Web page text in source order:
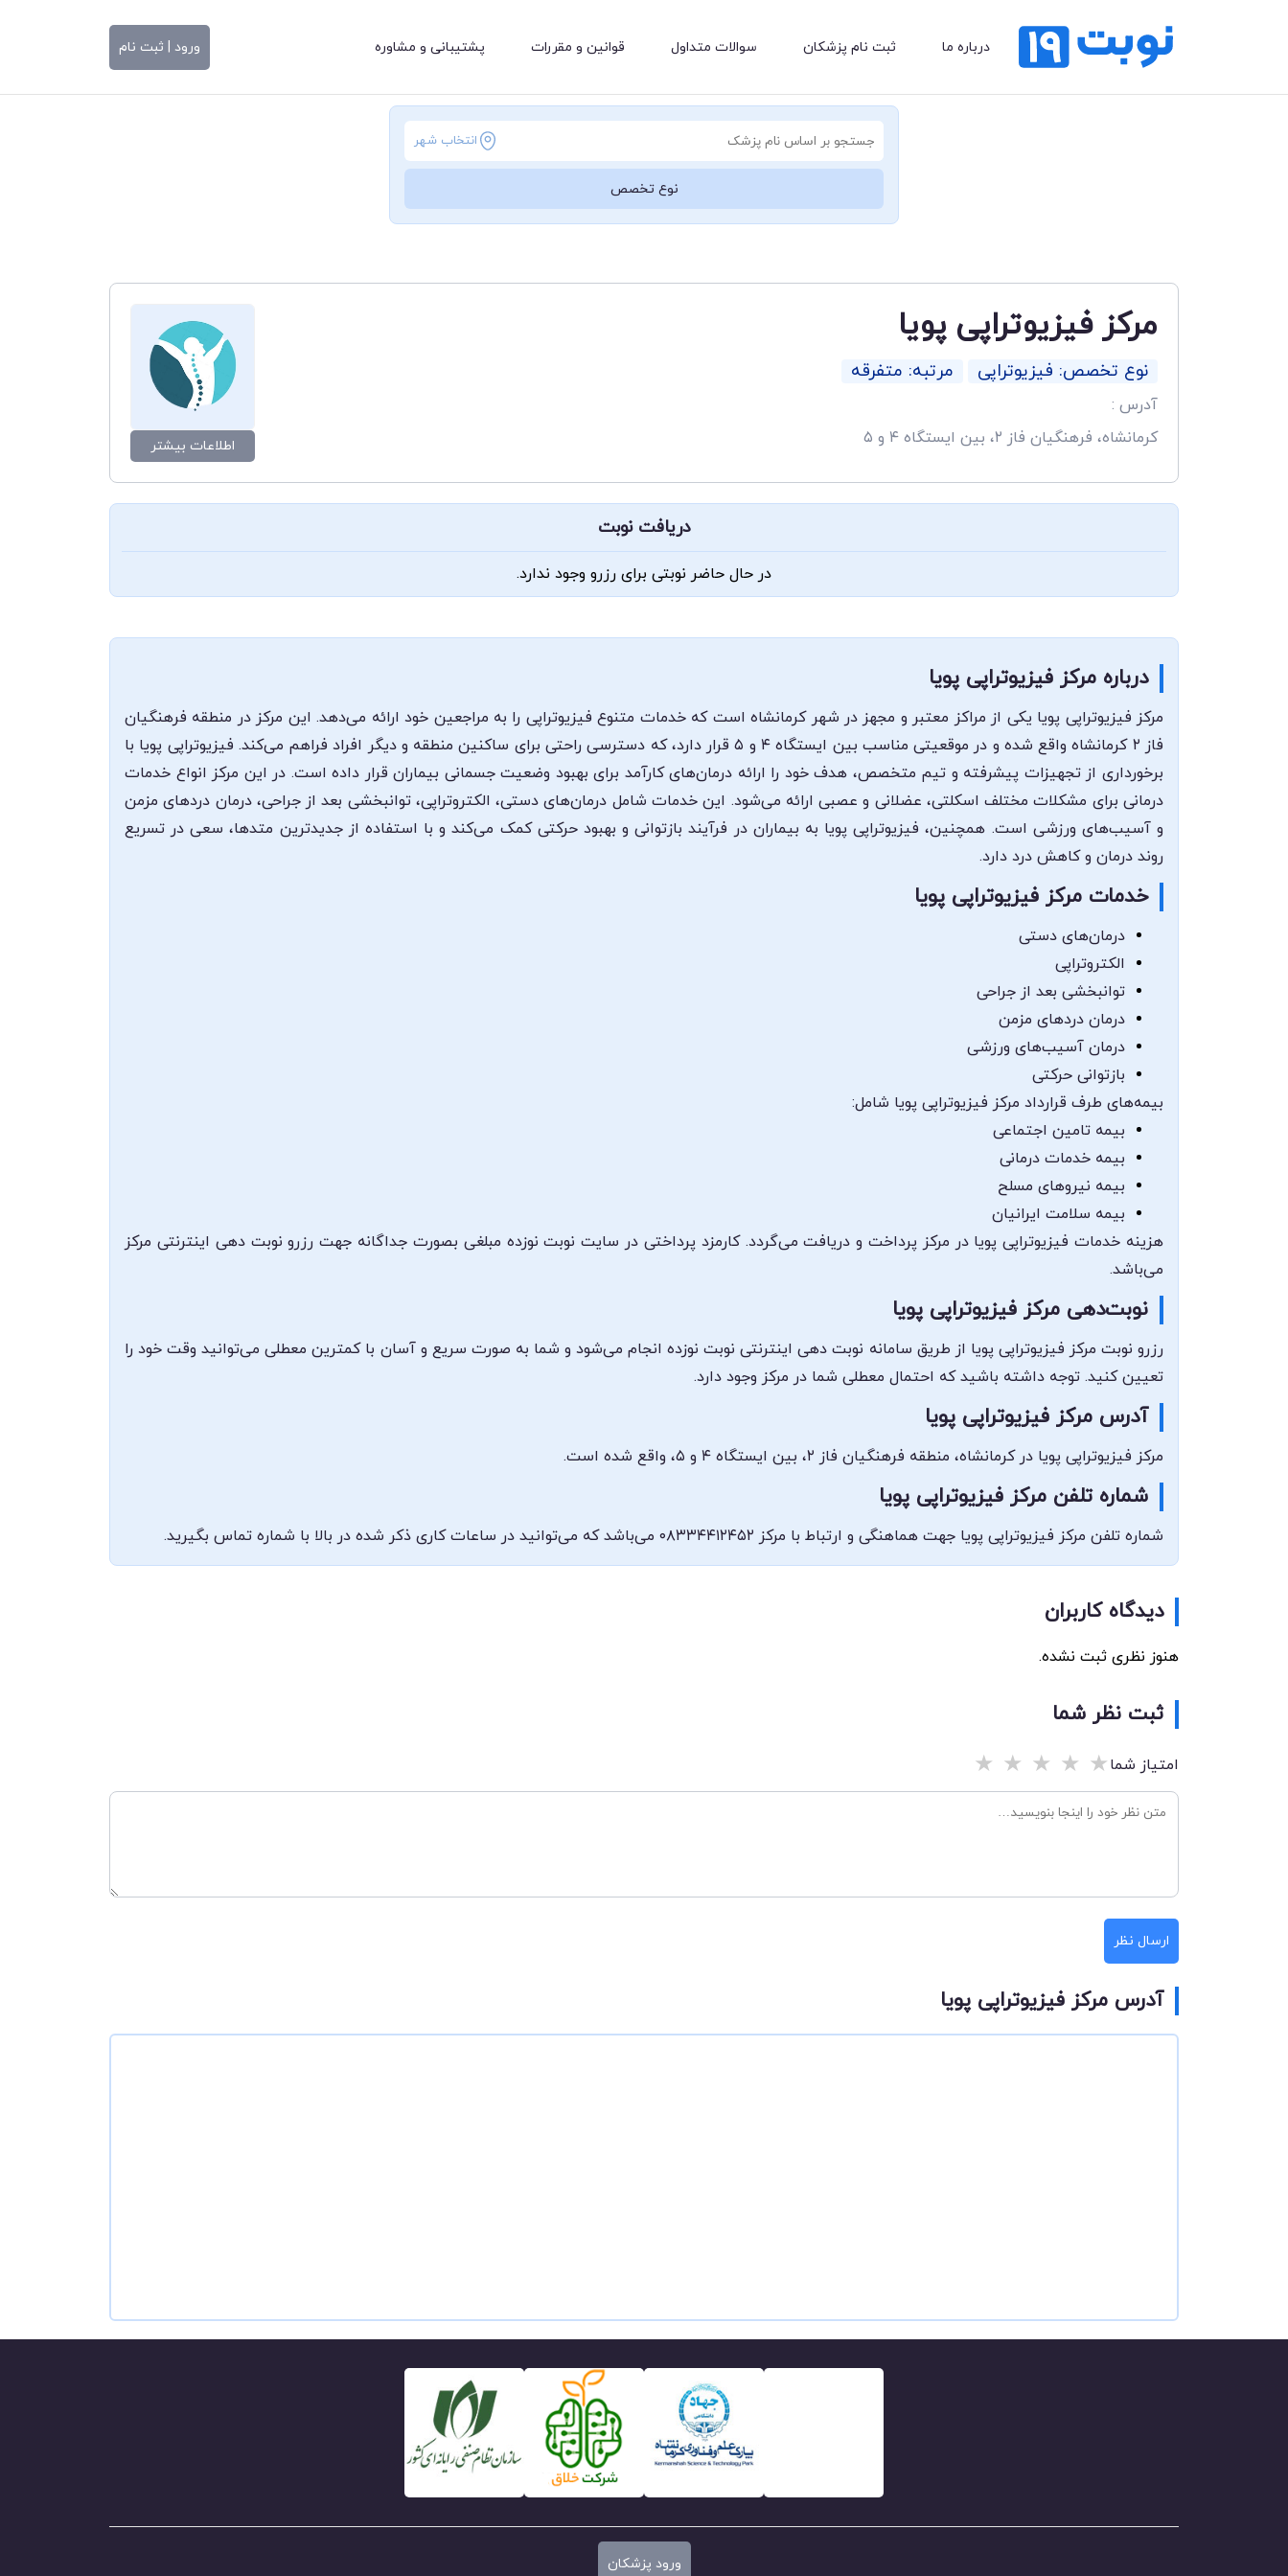
درباره ما ثبت نام پزشکان سوالات متداول قوانین و مقررات پشتیبانی و مشاوره ورود | ثبت نام
انتخاب شهر
نوع تخصص
مرکز فیزیوتراپی پویا
نوع تخصص: فیزیوتراپی مرتبه: متفرقه
آدرس :
کرمانشاه، فرهنگیان فاز ۲، بین ایستگاه ۴ و ۵
اطلاعات بیشتر
دریافت نوبت
در حال حاضر نوبتی برای رزرو وجود ندارد.
درباره مرکز فیزیوتراپی پویا
مرکز فیزیوتراپی پویا یکی از مراکز معتبر و مجهز در شهر کرمانشاه است که خدمات متنوع فیزیوتراپی را به مراجعین خود ارائه می‌دهد. این مرکز در منطقه فرهنگیان
فاز ۲ کرمانشاه واقع شده و در موقعیتی مناسب بین ایستگاه ۴ و ۵ قرار دارد، که دسترسی راحتی برای ساکنین منطقه و دیگر افراد فراهم می‌کند. فیزیوتراپی پویا با
برخورداری از تجهیزات پیشرفته و تیم متخصص، هدف خود را ارائه درمان‌های کارآمد برای بهبود وضعیت جسمانی بیماران قرار داده است. در این مرکز انواع خدمات
درمانی برای مشکلات مختلف اسکلتی، عضلانی و عصبی ارائه می‌شود. این خدمات شامل درمان‌های دستی، الکتروتراپی، توانبخشی بعد از جراحی، درمان دردهای مزمن
و آسیب‌های ورزشی است. همچنین، فیزیوتراپی پویا به بیماران در فرآیند بازتوانی و بهبود حرکتی کمک می‌کند و با استفاده از جدیدترین متدها، سعی در تسریع
روند درمان و کاهش درد دارد.
خدمات مرکز فیزیوتراپی پویا
درمان‌های دستی
الکتروتراپی
توانبخشی بعد از جراحی
درمان دردهای مزمن
درمان آسیب‌های ورزشی
بازتوانی حرکتی
بیمه‌های طرف قرارداد مرکز فیزیوتراپی پویا شامل:
بیمه تامین اجتماعی
بیمه خدمات درمانی
بیمه نیروهای مسلح
بیمه سلامت ایرانیان
هزینه خدمات فیزیوتراپی پویا در مرکز پرداخت و دریافت می‌گردد. کارمزد پرداختی در سایت نوبت نوزده مبلغی بصورت جداگانه جهت رزرو نوبت دهی اینترنتی مرکز
می‌باشد.
نوبت‌دهی مرکز فیزیوتراپی پویا
رزرو نوبت مرکز فیزیوتراپی پویا از طریق سامانه نوبت دهی اینترنتی نوبت نوزده انجام می‌شود و شما به صورت سریع و آسان با کمترین معطلی می‌توانید وقت خود را
تعیین کنید. توجه داشته باشید که احتمال معطلی شما در مرکز وجود دارد.
آدرس مرکز فیزیوتراپی پویا
مرکز فیزیوتراپی پویا در کرمانشاه، منطقه فرهنگیان فاز ۲، بین ایستگاه ۴ و ۵، واقع شده است.
شماره تلفن مرکز فیزیوتراپی پویا
شماره تلفن مرکز فیزیوتراپی پویا جهت هماهنگی و ارتباط با مرکز ۰۸۳۳۴۴۱۲۴۵۲ می‌باشد که می‌توانید در ساعات کاری ذکر شده در بالا با شماره تماس بگیرید.
دیدگاه کاربران
هنوز نظری ثبت نشده.
ثبت نظر شما
امتیاز شما★
★
★
★
★
ارسال نظر
آدرس مرکز فیزیوتراپی پویا
ورود پزشکان